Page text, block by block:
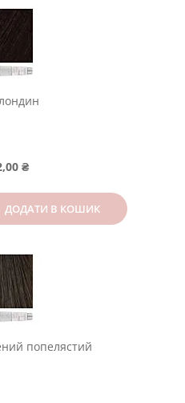
₴
ДОДАТИ В КОШИК
попелястий